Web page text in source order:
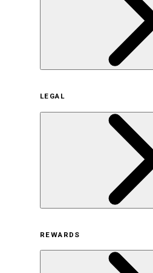
サステナビリティ
サステナビリティの
ヒス
採用
LEGAL
オンラインス
プライバシ
REWARDS